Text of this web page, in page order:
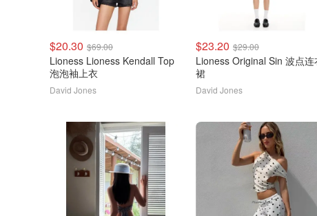
$20.30 $69.00
Lioness Lioness Kendall Top
泡泡袖上衣
David Jones
$23.20 $29.00
Lioness Original Sin 波点连衣
裙
David Jones